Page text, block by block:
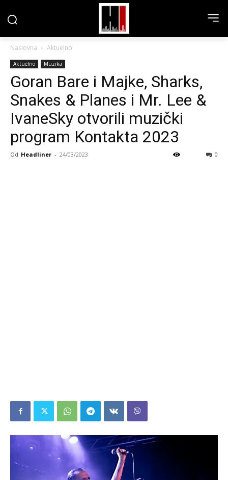
Naslovna Aktuelno
Aktuelno Muzika
Goran Bare i Majke, Sharks,
Snakes & Planes i Mr. Lee &
IvaneSky otvorili muzički
program Kontakta 2023
Od Headliner - 24/03/2023 0